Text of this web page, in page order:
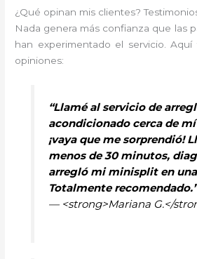
¿Qué opinan mis clientes?
Nada genera más confianza que las
han experimentado el servicio.
opiniones:
“Llamé al servicio de
acondicionado cerca de mí
¡vaya que me sorprendió!
menos de 30 minutos,
arregló mi minisplit en
Totalmente recomendado.”
— <strong>Mariana G.</